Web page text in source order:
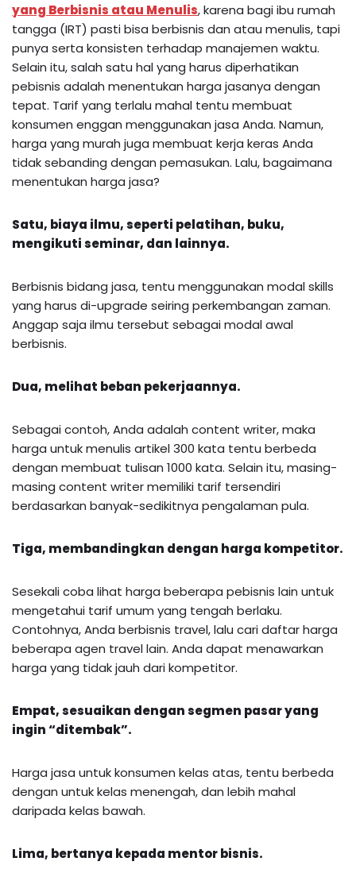
yang Berbisnis atau Menulis, karena bagi ibu rumah
tangga (IRT) pasti bisa berbisnis dan atau menulis, tapi
punya serta konsisten terhadap manajemen waktu.
Selain itu, salah satu hal yang harus diperhatikan
pebisnis adalah menentukan harga jasanya dengan
tepat. Tarif yang terlalu mahal tentu membuat
konsumen enggan menggunakan jasa Anda. Namun,
harga yang murah juga membuat kerja keras Anda
tidak sebanding dengan pemasukan. Lalu, bagaimana
menentukan harga jasa?
Satu, biaya ilmu, seperti pelatihan, buku,
mengikuti seminar, dan lainnya.
Berbisnis bidang jasa, tentu menggunakan modal skills
yang harus di-upgrade seiring perkembangan zaman.
Anggap saja ilmu tersebut sebagai modal awal
berbisnis.
Dua, melihat beban pekerjaannya.
Sebagai contoh, Anda adalah content writer, maka
harga untuk menulis artikel 300 kata tentu berbeda
dengan membuat tulisan 1000 kata. Selain itu, masing-
masing content writer memiliki tarif tersendiri
berdasarkan banyak-sedikitnya pengalaman pula.
Tiga, membandingkan dengan harga kompetitor.
Sesekali coba lihat harga beberapa pebisnis lain untuk
mengetahui tarif umum yang tengah berlaku.
Contohnya, Anda berbisnis travel, lalu cari daftar harga
beberapa agen travel lain. Anda dapat menawarkan
harga yang tidak jauh dari kompetitor.
Empat,sesuaikan dengan segmen pasar yang
ingin “ditembak”.
Harga jasa untuk konsumen kelas atas, tentu berbeda
dengan untuk kelas menengah, dan lebih mahal
daripada kelas bawah.
Lima, bertanya kepada mentor bisnis.